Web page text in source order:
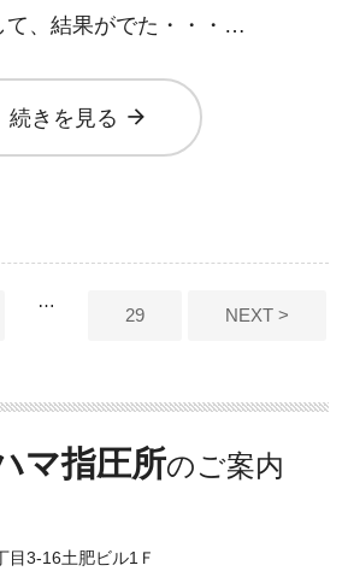
て、結果がでた・・・…
続きを見る arrow_forward
…
29 NEXT >
マ指圧所
目3-16土肥ビル1Ｆ